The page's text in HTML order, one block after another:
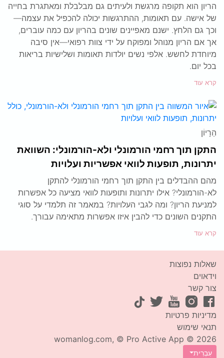
הריון הוא תקופה מרגשת ולעיתים גם מבלבלת ומאתגרת בחייה
של אישה. עם תאומות, ההתרגשות יכולה להכפיל את עצמה—
וכך גם הלחץ. ישנם מאפיינים שונים בהריון עם כמה עוברים,
אך אם הריון מנוהל ומפוקח על ידי צוות רפואי—אין סיבה
מיוחדת לחשש. אלפי נשים יולדות תאומות ושלישיות בריאות
בכל יום.
קרא עוד
הֵרָיוֹן
התקן תוך רחמי הורמונלי ולא-הורמונלי: השוואת
יתרונות, תופעות לוואי אפשריות ועלויות
מהם ההבדלים בין התקן תוך רחמי הורמונלי להתקן
לא-הורמונלי? אילו יתרונות ותופעות לוואי מציעה כל אפשרות
למניעת הריון? ומה לגבי העלויות? במאמר זה תלמדי על סוגי
התקנים השונים כדי להבין איזו אפשרות מתאימה עבורך.
קרא עוד
מדיניות פרטיות
תנאי שימוש
2026 © womanlog.com, © Pro Active App
עִבְרִית
שאלות נפוצות
וידאוים
צור קשר